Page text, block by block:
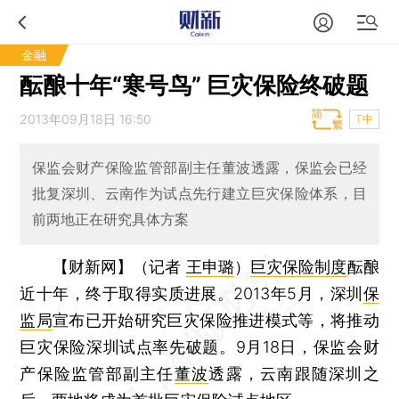
金融
酝酿十年“寒号鸟” 巨灾保险终破题
2013年09月18日 16:50 T中
保监会财产保险监管部副主任董波透露，保监会已经
批复深圳、云南作为试点先行建立巨灾保险体系，目
前两地正在研究具体方案
【财新网】（记者 王申璐） 巨灾保险制度酝酿
近十年，终于取得实质进展。2013年5月，深圳 保
监局宣布已开始研究巨灾保险推进模式等，将推动
巨灾保险深圳试点率先破题。9月18日，保监会财
产保险监管部副主任董波透露，云南跟随深圳之